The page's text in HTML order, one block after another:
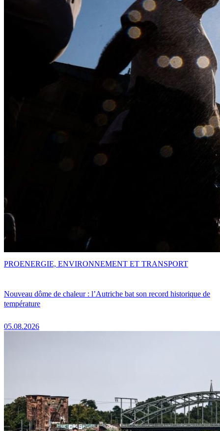
Nouveau dôme de chaleur : l’Autriche bat son record historique de
température
05.08.2026
PROENERGIE, ENVIRONNEMENT ET TRANSPORT